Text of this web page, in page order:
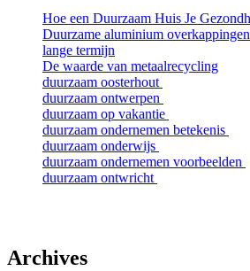
Hoe een Duurzaam Huis Je
Duurzame aluminium
lange termijn
De waarde van metaalrecycling
duurzaam oosterhout
duurzaam ontwerpen
duurzaam op vakantie
duurzaam ondernemen betekenis
duurzaam onderwijs
duurzaam ondernemen voorbeelden
duurzaam ontwricht
Archives